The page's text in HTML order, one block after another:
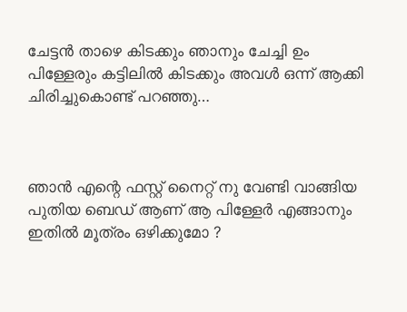
ചേട്ടൻ താഴെ കിടക്കും ഞാനും ചേച്ചി ഉം
പിള്ളേരും കട്ടിലിൽ കിടക്കും അവൾ ഒന്ന് ആക്കി
ചിരിച്ചുകൊണ്ട് പറഞ്ഞു…
ഞാൻ എന്റെ ഫസ്റ്റ് നൈറ്റ് നു വേണ്ടി വാങ്ങിയ
പുതിയ ബെഡ് ആണ് ആ പിള്ളേർ എങ്ങാനും
ഇതിൽ മൂത്രം ഒഴിക്കുമോ ?